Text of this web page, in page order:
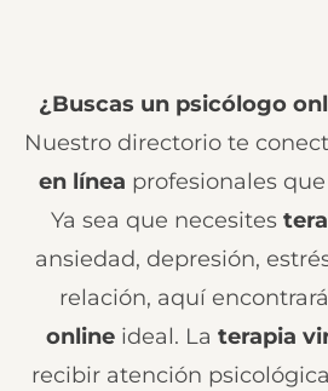
¿Buscas un psicólogo
Nuestro directorio te
en línea profesionales
Ya sea que necesites
ansiedad, depresión,
relación, aquí
online ideal. La terapia
recibir atención